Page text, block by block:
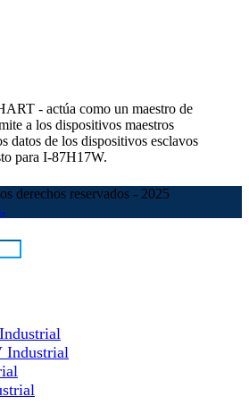
- actúa como un maestro de
a los dispositivos maestros
datos de los dispositivos esclavos
para I-87H17W.
derechos reservados - 2025
Industrial